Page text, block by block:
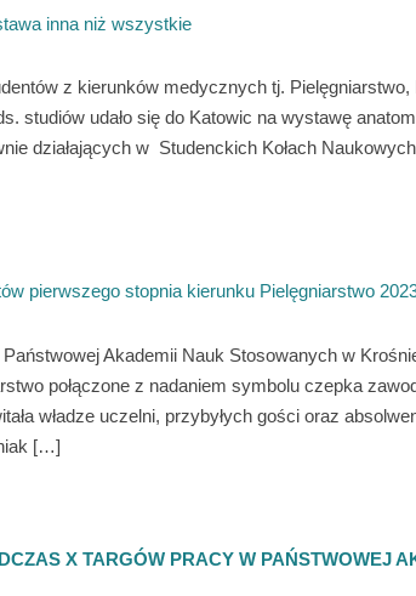
inna niż wszystkie
z kierunków medycznych tj.
studiów udało się do Katowic na wystawę
działających w Studenckich Kołach
pierwszego stopnia kierunku Pielęgniarstwo
Akademii Nauk Stosowanych w
połączone z nadaniem symbolu czepka
władze uczelni, przybyłych gości oraz
[…]
X TARGÓW PRACY W PAŃSTWOWEJ